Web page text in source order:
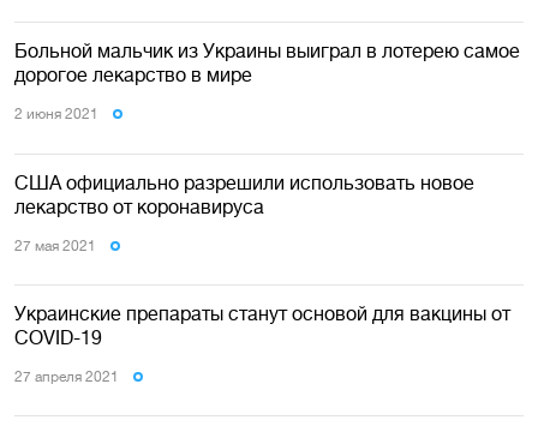
Больной мальчик из Украины выиграл в лотерею самое
дорогое лекарство в мире
2 июня 2021
США официально разрешили использовать новое
лекарство от коронавируса
27 мая 2021
Украинские препараты станут основой для вакцины от
COVID-19
27 апреля 2021